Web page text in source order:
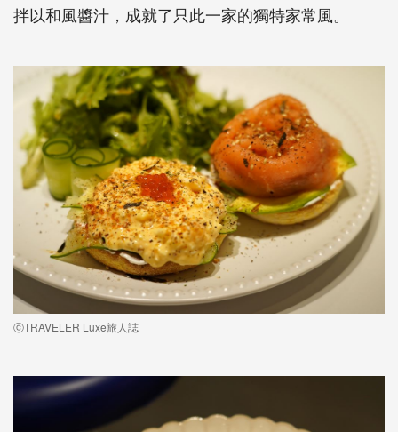
拌以和風醬汁，成就了只此一家的獨特家常風。
ⓒTRAVELER Luxe旅人誌